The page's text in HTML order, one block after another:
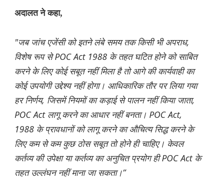
अदालत ने कहा,
"जब जांच एजेंसी को इतने लंबे समय तक किसी भी अपराध,
विशेष रूप से POC Act 1988 के तहत घटित होने को साबित
करने के लिए कोई सबूत नहीं मिला है तो आगे की कार्यवाही का
कोई उपयोगी उद्देश्य नहीं होगा। आधिकारिक तौर पर लिया गया
हर निर्णय, जिसमें नियमों का कड़ाई से पालन नहीं किया जाता,
POC Act लागू करने का आधार नहीं बनता। POC Act,
1988 के प्रावधानों को लागू करने का औचित्य सिद्ध करने के
लिए कम से कम कुछ ठोस सबूत तो होने ही चाहिए। केवल
कर्तव्य की उपेक्षा या कर्तव्य का अनुचित प्रयोग ही POC Act के
तहत उल्लंघन नहीं माना जा सकता।”